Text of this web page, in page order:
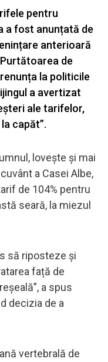
pentru
a fost anunțată de
anterioară
de
la politicile
a avertizat
ale tarifelor,
capăt”.
lovește și mai
a Casei Albe,
de 104% pentru
seară, la miezul
să riposteze și
față de
a spus
decizia de a
vertebrală de